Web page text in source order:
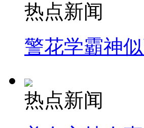
热点新闻
警花学霸神
热点新闻